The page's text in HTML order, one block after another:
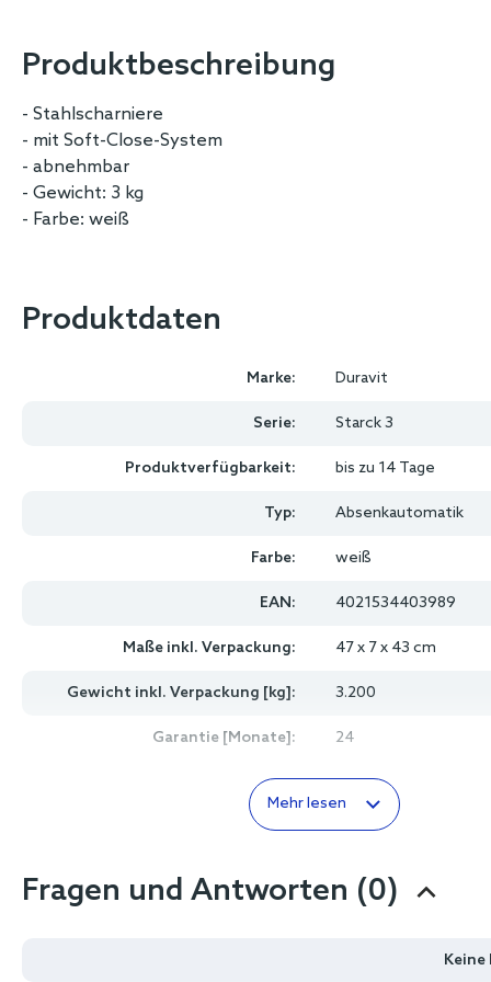
Produktbeschreibung
- Stahlscharniere
- mit Soft-Close-System
- abnehmbar
- Gewicht: 3 kg
- Farbe: weiß
Produktdaten
Marke: Duravit
Serie: Starck 3
Produktverfügbarkeit: bis zu 14 Tage
Typ: Absenkautomatik
Farbe: weiß
EAN: 4021534403989
Maße inkl. Verpackung: 47 x 7 x 43 cm
Gewicht inkl. Verpackung [kg]: 3.200
Garantie [Monate]: 24
Mehr lesen
Fragen und Antworten (0)
Keine